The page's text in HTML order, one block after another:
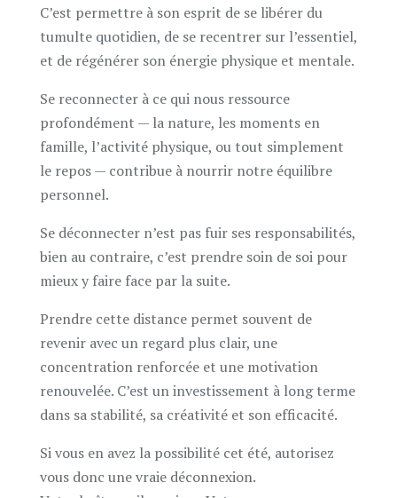
C’est permettre à son esprit de se libérer du
tumulte quotidien, de se recentrer sur l’essentiel,
et de régénérer son énergie physique et mentale.
Se reconnecter à ce qui nous ressource
profondément — la nature, les moments en
famille, l’activité physique, ou tout simplement
le repos — contribue à nourrir notre équilibre
personnel.
Se déconnecter n’est pas fuir ses responsabilités,
bien au contraire, c’est prendre soin de soi pour
mieux y faire face par la suite.
Prendre cette distance permet souvent de
revenir avec un regard plus clair, une
concentration renforcée et une motivation
renouvelée. C’est un investissement à long terme
dans sa stabilité, sa créativité et son efficacité.
Si vous en avez la possibilité cet été, autorisez
vous donc une vraie déconnexion.